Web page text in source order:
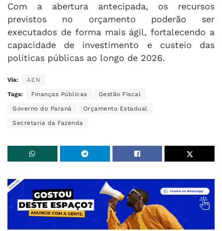
Com a abertura antecipada, os recursos
previstos no orçamento poderão ser
executados de forma mais ágil, fortalecendo a
capacidade de investimento e custeio das
políticas públicas ao longo de 2026.
Via: AEN
Tags: Finanças Públicas Gestão Fiscal
Governo do Paraná Orçamento Estadual
Secretaria da Fazenda